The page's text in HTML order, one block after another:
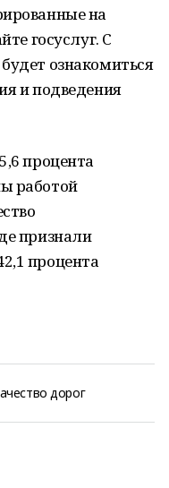
на
госуслуг. С
ознакомиться
и подведения
процента
работой
признали
процента
дорог